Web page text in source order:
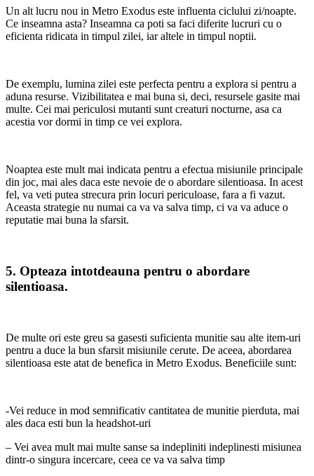
Un alt lucru nou in Metro Exodus este influenta ciclului zi/noapte.
Ce inseamna asta? Inseamna ca poti sa faci diferite lucruri cu o
eficienta ridicata in timpul zilei, iar altele in timpul noptii.
De exemplu, lumina zilei este perfecta pentru a explora si pentru a
aduna resurse. Vizibilitatea e mai buna si, deci, resursele gasite mai
multe. Cei mai periculosi mutanti sunt creaturi nocturne, asa ca
acestia vor dormi in timp ce vei explora.
Noaptea este mult mai indicata pentru a efectua misiunile principale
din joc, mai ales daca este nevoie de o abordare silentioasa. In acest
fel, va veti putea strecura prin locuri periculoase, fara a fi vazut.
Aceasta strategie nu numai ca va va salva timp, ci va va aduce o
reputatie mai buna la sfarsit.
5. Opteaza intotdeauna pentru o abordare
silentioasa.
De multe ori este greu sa gasesti suficienta munitie sau alte item-uri
pentru a duce la bun sfarsit misiunile cerute. De aceea, abordarea
silentioasa este atat de benefica in Metro Exodus. Beneficiile sunt:
-Vei reduce in mod semnificativ cantitatea de munitie pierduta, mai
ales daca esti bun la headshot-uri
– Vei avea mult mai multe sanse sa indepliniti indeplinesti misiunea
dintr-o singura incercare, ceea ce va va salva timp